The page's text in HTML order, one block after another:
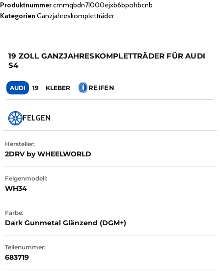
Produktnummercmmqbdn7l000ejxb6bpohbcnb
Kategorien Ganzjahreskompletträder
19 ZOLL GANZJAHRESKOMPLETTRÄDER FÜR AUDI
S4
AUDI 19 KLEBER REIFEN
FELGEN
Hersteller:
2DRV by WHEELWORLD
Felgenmodell:
WH34
Farbe:
Dark Gunmetal Glänzend (DGM+)
Teilenummer:
683719